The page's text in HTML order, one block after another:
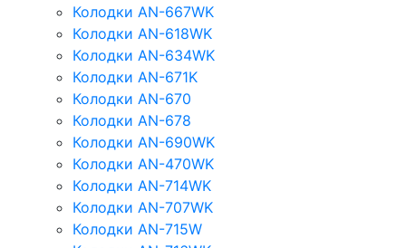
Колодки AN-667WK
Колодки AN-618WK
Колодки AN-634WK
Колодки AN-671K
Колодки AN-670
Колодки AN-678
Колодки AN-690WK
Колодки AN-470WK
Колодки AN-714WK
Колодки AN-707WK
Колодки AN-715W